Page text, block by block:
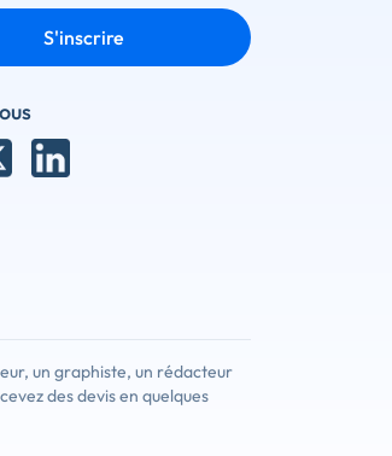
S'inscrire
un graphiste, un rédacteur
des devis en quelques